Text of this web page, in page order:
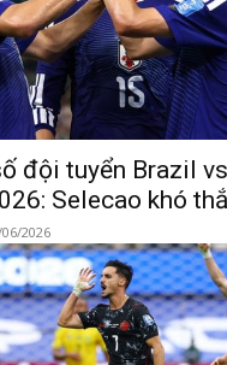
đội tuyển Brazil
Selecao khó
2026